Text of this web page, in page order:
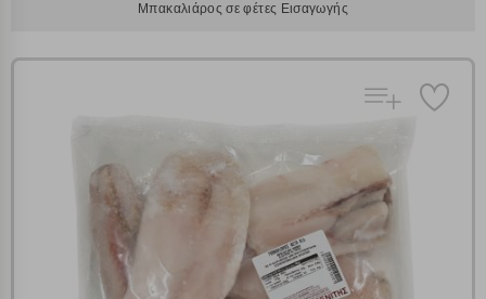
Μπακαλιάρος σε φέτες Εισαγωγής